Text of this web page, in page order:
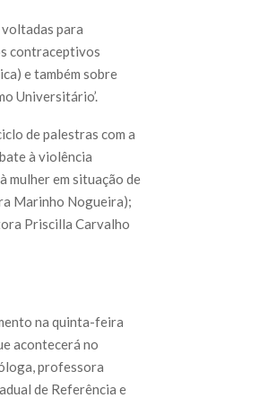
voltadas para
contraceptivos
e também sobre
Universitário’.
de palestras com a
à violência
mulher em situação de
Marinho Nogueira);
Priscilla Carvalho
na quinta-feira
acontecerá no
professora
de Referência e